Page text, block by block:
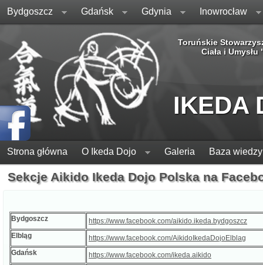
Bydgoszcz Gdańsk Gdynia Inowrocław
Toruńskie
Ciała i Umysłu
IKEDA
Strona główna O Ikeda Dojo Galeria Baza wiedzy
Sekcje Aikido Ikeda Dojo Polska na
Bydgoszcz
https://www.facebook.com/aikido.ikeda.bydgoszcz
Elbląg
https://www.facebook.com/AikidoIkedaDojoElblag
Gdańsk
https://www.facebook.com/ikeda.aikido